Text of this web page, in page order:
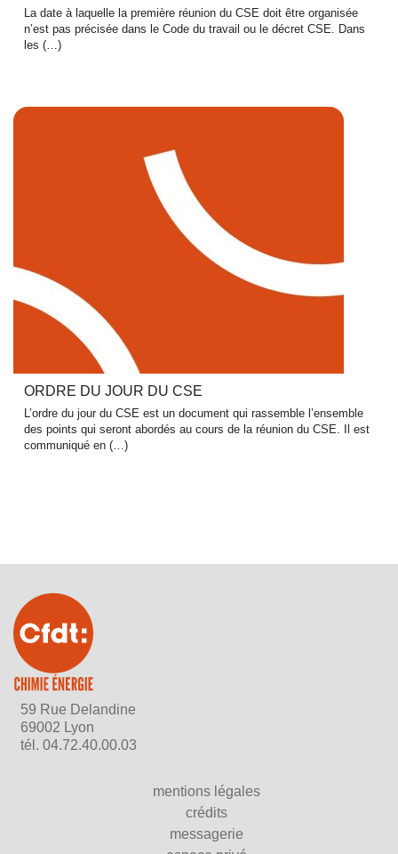
La date à laquelle la première réunion du CSE doit être organisée
n’est pas précisée dans le Code du travail ou le décret CSE. Dans
les (…)
ORDRE DU JOUR DU CSE
L’ordre du jour du CSE est un document qui rassemble l’ensemble
des points qui seront abordés au cours de la réunion du CSE. Il est
communiqué en (…)
59 Rue Delandine
69002 Lyon
tél.04.72.40.00.03
mentions légales
crédits
messagerie